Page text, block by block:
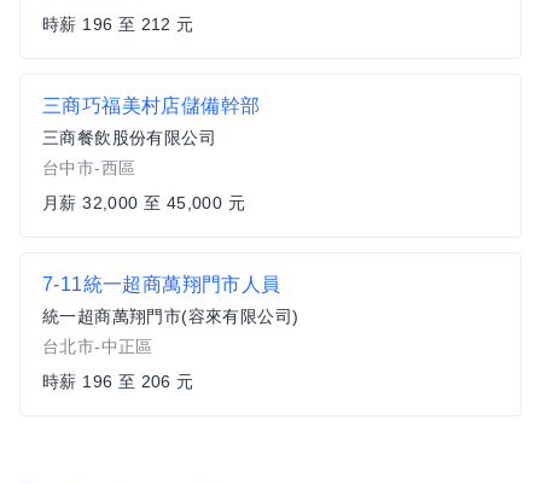
時薪 196 至 212 元
三商巧福美村店儲備幹部
三商餐飲股份有限公司
台中市-西區
月薪 32,000 至 45,000 元
7-11統一超商萬翔門市人員
統一超商萬翔門市(容來有限公司)
台北市-中正區
時薪 196 至 206 元